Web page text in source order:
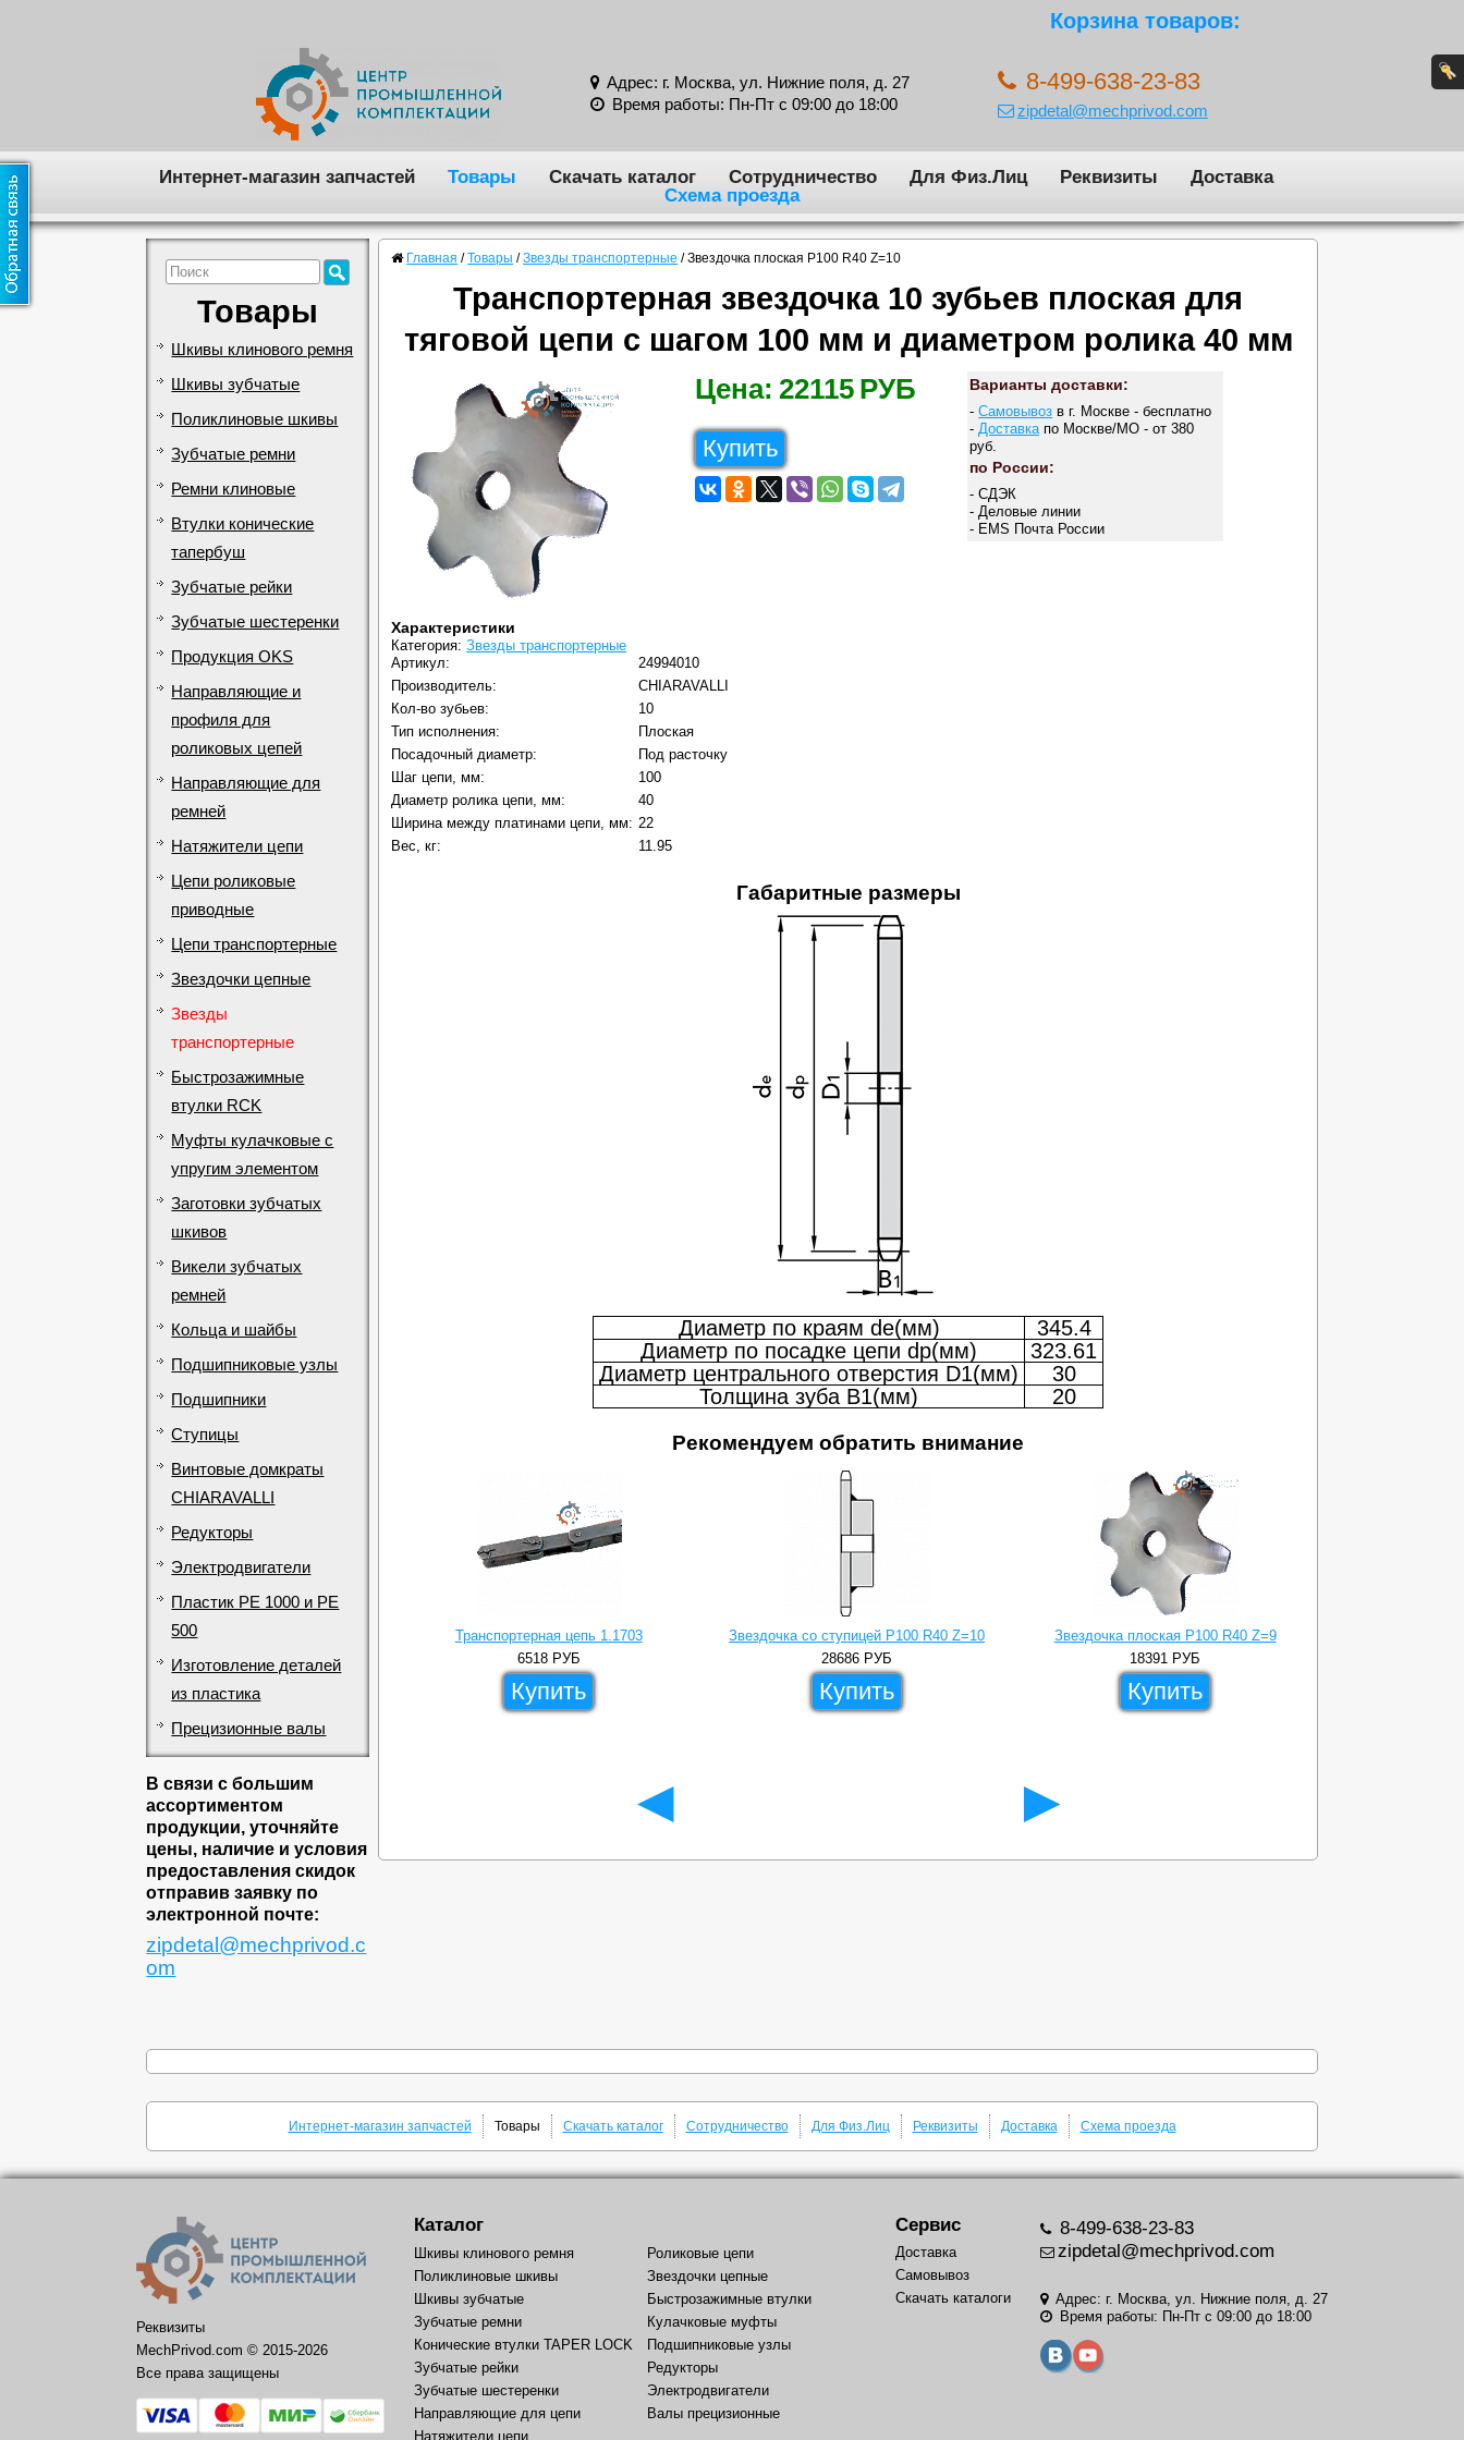
Корзина товаров:
Адрес: г. Москва, ул. Нижние поля, д. 27
Время работы: Пн-Пт с 09:00 до 18:00
8-499-638-23-83
zipdetal@mechprivod.com
Интернет-магазин запчастей Товары Скачать каталог Сотрудничество Для Физ.Лиц Реквизиты
Доставка
Схема проезда
Товары
Шкивы клинового ремня
Шкивы зубчатые
Поликлиновые шкивы
Зубчатые ремни
Ремни клиновые
Втулки конические
тапербуш
Зубчатые рейки
Зубчатые шестеренки
Продукция OKS
Направляющие и
профиля для
роликовых цепей
Направляющие для
ремней
Натяжители цепи
Цепи роликовые
приводные
Цепи транспортерные
Звездочки цепные
Звезды
транспортерные
Быстрозажимные
втулки RCK
Муфты кулачковые с
упругим элементом
Заготовки зубчатых
шкивов
Викели зубчатых
ремней
Кольца и шайбы
Подшипниковые узлы
Подшипники
Ступицы
Винтовые домкраты
CHIARAVALLI
Редукторы
Электродвигатели
Пластик PE 1000 и PE
500
Изготовление деталей
из пластика
Прецизионные валы
В связи с большим
ассортиментом
продукции, уточняйте
цены, наличие и условия
предоставления скидок
отправив заявку по
электронной почте:
zipdetal@mechprivod.c
om
Главная / Товары / Звезды транспортерные / Звездочка плоская P100 R40 Z=10
Транспортерная звездочка 10 зубьев плоская для
тяговой цепи с шагом 100 мм и диаметром ролика 40 мм
Цена: 22115 РУБ
Купить
Варианты доставки:
-Самовывоз в г. Москве - бесплатно
- Доставка по Москве/МО - от 380
руб.
по России:
- СДЭК
- Деловые линии
- EMS Почта России
Характеристики
Категория:Звезды транспортерные
Артикул:
24994010
Производитель:
CHIARAVALLI
Кол-во зубьев:
10
Тип исполнения:
Плоская
Посадочный диаметр:
Под расточку
Шаг цепи, мм:
100
Диаметр ролика цепи, мм:
40
Ширина между платинами цепи, мм: 22
Вес, кг:
11.95
Габаритные размеры
Диаметр по краям de(мм)
345.4
Диаметр по посадке цепи dp(мм)
323.61
Диаметр центрального отверстия D1(мм)
30
Толщина зуба B1(мм)
20
Рекомендуем обратить внимание
Транспортерная цепь 1.1703
6518 РУБ
Купить
Звездочка со ступицей P100 R40 Z=10
28686 РУБ
Купить
Звездочка плоская P100 R40 Z=9
18391 РУБ
Купить
◄ ►
Интернет-магазин запчастей Товары Скачать каталог Сотрудничество Для Физ.Лиц Реквизиты Доставка Схема проезда
Реквизиты
MechPrivod.com ©2015-2026
Все права защищены
Каталог
Шкивы клинового ремня
Поликлиновые шкивы
Шкивы зубчатые
Зубчатые ремни
Конические втулки TAPER LOCK
Зубчатые рейки
Зубчатые шестеренки
Направляющие для цепи
Натяжители цепи
Роликовые цепи
Звездочки цепные
Быстрозажимные втулки
Кулачковые муфты
Подшипниковые узлы
Редукторы
Электродвигатели
Валы прецизионные
Сервис
Доставка
Самовывоз
Скачать каталоги
8-499-638-23-83
zipdetal@mechprivod.com
Адрес: г. Москва, ул. Нижние поля, д. 27
Время работы: Пн-Пт с 09:00 до 18:00